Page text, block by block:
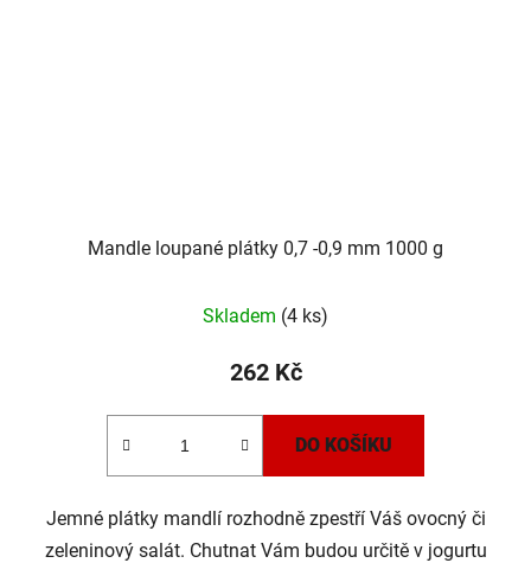
Mandle loupané plátky 0,7 -0,9 mm 1000 g
Skladem (4 ks)
262 Kč
DO KOŠÍKU
Jemné plátky mandlí rozhodně zpestří Váš ovocný či
zeleninový salát. Chutnat Vám budou určitě v jogurtu